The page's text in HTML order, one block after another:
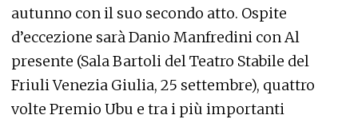
autunno con il suo secondo atto. Ospite
d’eccezione sarà Danio Manfredini con Al
presente (Sala Bartoli del Teatro Stabile del
Friuli Venezia Giulia, 25 settembre), quattro
volte Premio Ubu e tra i più importanti